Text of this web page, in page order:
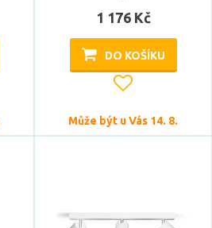
1 176 Kč
DO KOŠÍKU
Může být u Vás 14. 8.